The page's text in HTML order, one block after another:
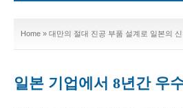
Home » 대만의 절대 진공 부품 설계로 일본의
일본 기업에서 8년간 우